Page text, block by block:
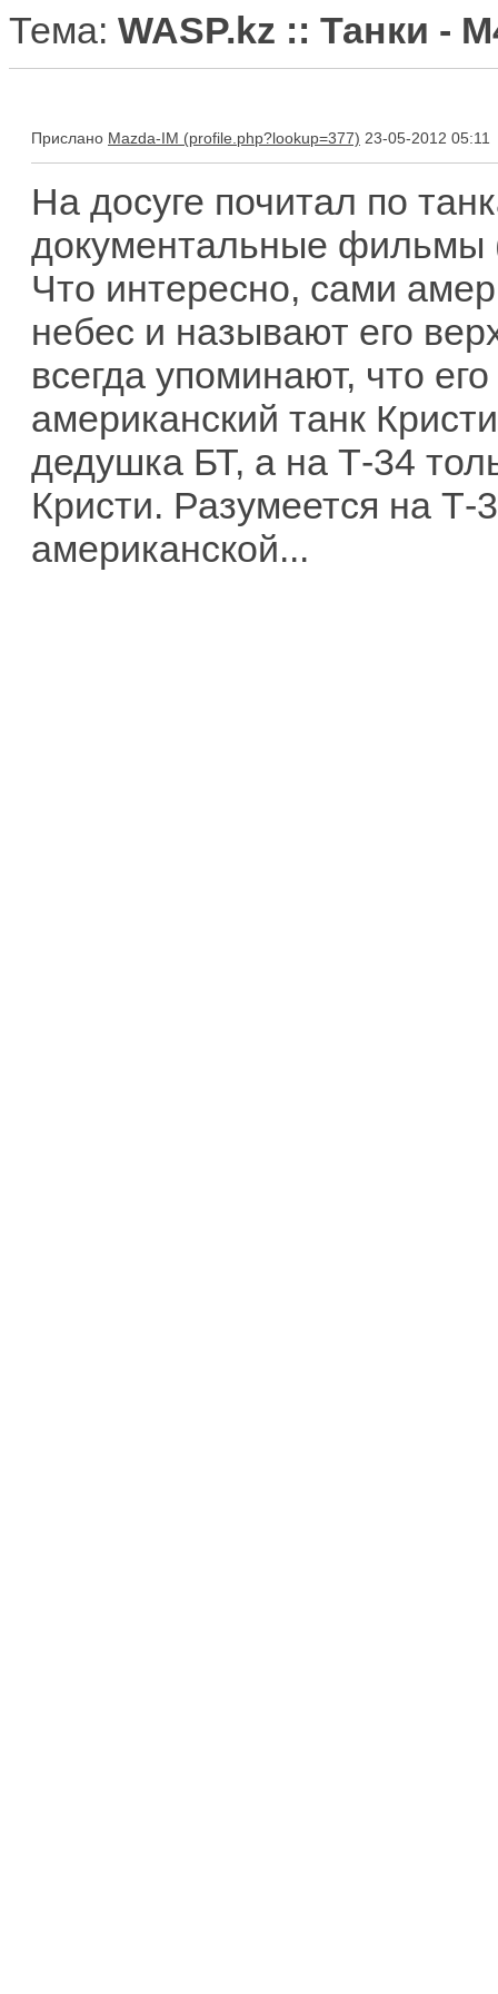
Тема: WASP.kz :: Танки -
Прислано Mazda-IM 23-05-2012 05:11
На досуге почитал по
документальные фильмы
Что интересно, сами
небес и называют его
всегда упоминают, что
американский танк
дедушка БТ, а на Т-34
Кристи. Разумеется на Т-
американской...